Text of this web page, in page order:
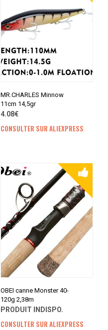
MR.CHARLES Minnow
11cm 14,5gr
4.08€
CONSULTER SUR ALIEXPRESS
OBEI canne Monster 40-
120g 2,38m
PRODUIT INDISPO.
CONSULTER SUR ALIEXPRESS